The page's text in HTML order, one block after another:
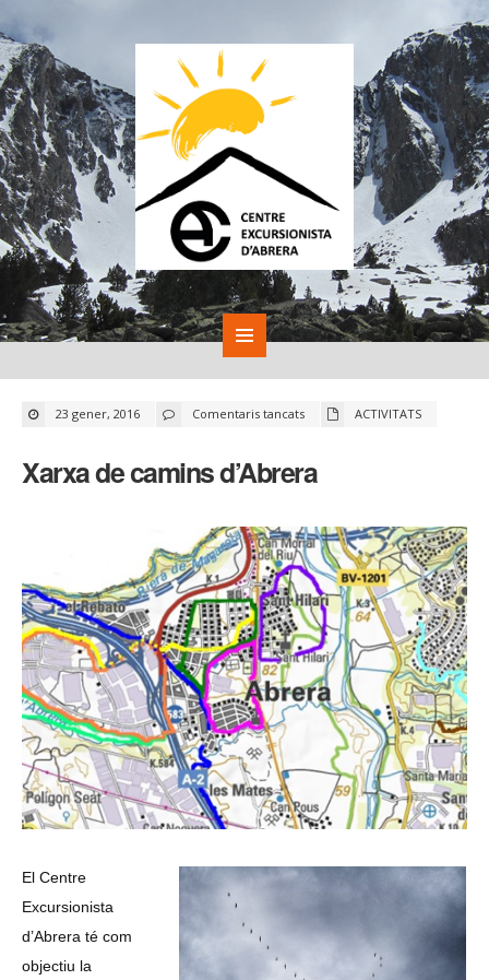
23 gener, 2016 Comentaris tancatsa
Xarxa
ACTIVITATS
Xarxa de camins d’Abrera
El Centre
Excursionista
d’Abrera té com
objectiu la